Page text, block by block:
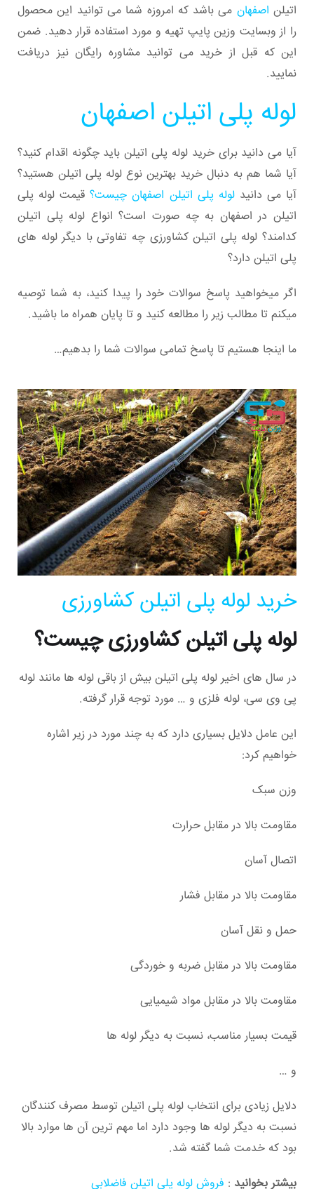
اتیلن اصفهان می باشد که امروزه شما می توانید این محصول
را از وبسایت وزین پایپ تهیه و مورد استفاده قرار دهید. ضمن
این که قبل از خرید می توانید مشاوره رایگان نیز دریافت
نمایید.
لوله پلی اتیلن اصفهان
آیا می دانید برای خرید لوله پلی اتیلن باید چگونه اقدام کنید؟
آیا شما هم به دنبال خرید بهترین نوع لوله پلی اتیلن هستید؟
آیا می دانیدلوله پلی اتیلن اصفهان چیست؟قیمت لوله پلی
اتیلن در اصفهان به چه صورت است؟ انواع لوله پلی اتیلن
کدامند؟ لوله پلی اتیلن کشاورزی چه تفاوتی با دیگر لوله های
پلی اتیلن دارد؟
اگر میخواهید پاسخ سوالات خود را پیدا کنید، به شما توصیه
میکنم تا مطالب زیر را مطالعه کنید و تا پایان همراه ما باشید.
ما اینجا هستیم تا پاسخ تمامی سوالات شما را بدهیم…
خرید لوله پلی اتیلن کشاورزی
لوله پلی اتیلن کشاورزی چیست؟
در سال های اخیر لوله پلی اتیلن بیش از باقی لوله ها مانند لوله
پی وی سی، لوله فلزی و … مورد توجه قرار گرفته.
این عامل دلایل بسیاری دارد که به چند مورد در زیر اشاره
خواهیم کرد:
وزن سبک
مقاومت بالا در مقابل حرارت
اتصال آسان
مقاومت بالا در مقابل فشار
حمل و نقل آسان
مقاومت بالا در مقابل ضربه و خوردگی
مقاومت بالا در مقابل مواد شیمیایی
قیمت بسیار مناسب، نسبت به دیگر لوله ها
و …
دلایل زیادی برای انتخاب لوله پلی اتیلن توسط مصرف کنندگان
نسبت به دیگر لوله ها وجود دارد اما مهم ترین آن ها موارد بالا
بود که خدمت شما گفته شد.
بیشتر بخوانید : فروش لوله پلی اتیلن فاضلابی